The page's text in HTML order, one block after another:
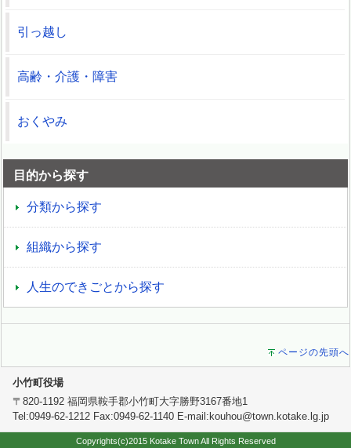
引っ越し
高齢・介護・障害
おくやみ
目的から探す
分類から探す
組織から探す
人生のできごとから探す
ページの先頭へ
小竹町役場
〒820-1192 福岡県鞍手郡小竹町大字勝野3167番地1
Tel:0949-62-1212 Fax:0949-62-1140 E-mail:kouhou@town.kotake.lg.jp
Copyrights(c)2015 Kotake Town All Rights Reserved